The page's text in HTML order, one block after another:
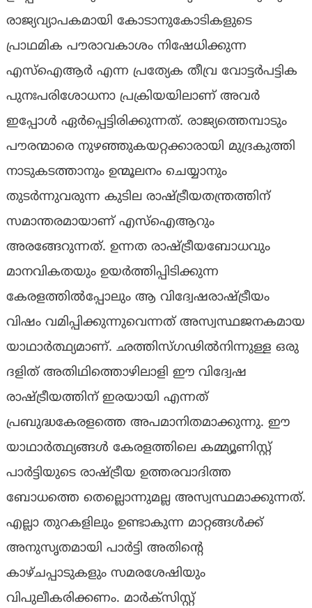
രാജ്യവ്യാപകമായി കോടാനുകോടികളുടെ
പ്രാഥമിക പൗരാവകാശം നിഷേധിക്കുന്ന
എസ്ഐആർ എന്ന പ്രത്യേക തീവ്ര വോട്ടർപട്ടിക
പുനഃപരിശോധനാ പ്രക്രിയയിലാണ് അവർ
ഇപ്പോൾ ഏർപ്പെട്ടിരിക്കുന്നത്. രാജ്യത്തെമ്പാടും
പൗരന്മാരെ നുഴഞ്ഞുകയറ്റക്കാരായി മുദ്രകുത്തി
നാടുകടത്താനും ഉന്മൂലനം ചെയ്യാനും
തുടർന്നുവരുന്ന കുടില രാഷ്ട്രീയതന്ത്രത്തിന്
സമാന്തരമായാണ് എസ്ഐആറും
അരങ്ങേറുന്നത്. ഉന്നത രാഷ്ട്രീയബോധവും
മാനവികതയും ഉയർത്തിപ്പിടിക്കുന്ന
കേരളത്തിൽപ്പോലും ആ വിദ്വേഷരാഷ്ട്രീയം
വിഷം വമിപ്പിക്കുന്നുവെന്നത് അസ്വസ്ഥജനകമായ
യാഥാർത്ഥ്യമാണ്. ഛത്തിസ്ഗഢിൽനിന്നുള്ള ഒരു
ദളിത് അതിഥിത്തൊഴിലാളി ഈ വിദ്വേഷ
രാഷ്ട്രീയത്തിന് ഇരയായി എന്നത്
പ്രബുദ്ധകേരളത്തെ അപമാനിതമാക്കുന്നു. ഈ
യാഥാർത്ഥ്യങ്ങൾ കേരളത്തിലെ കമ്മ്യൂണിസ്റ്റ്
പാർട്ടിയുടെ രാഷ്ട്രീയ ഉത്തരവാദിത്ത
ബോധത്തെ തെല്ലൊന്നുമല്ല അസ്വസ്ഥമാക്കുന്നത്.
എല്ലാ തുറകളിലും ഉണ്ടാകുന്ന മാറ്റങ്ങൾക്ക്
അനുസൃതമായി പാർട്ടി അതിന്റെ
കാഴ്ചപ്പാടുകളും സമരശേഷിയും
വിപുലീകരിക്കണം. മാർക്സിസ്റ്റ്